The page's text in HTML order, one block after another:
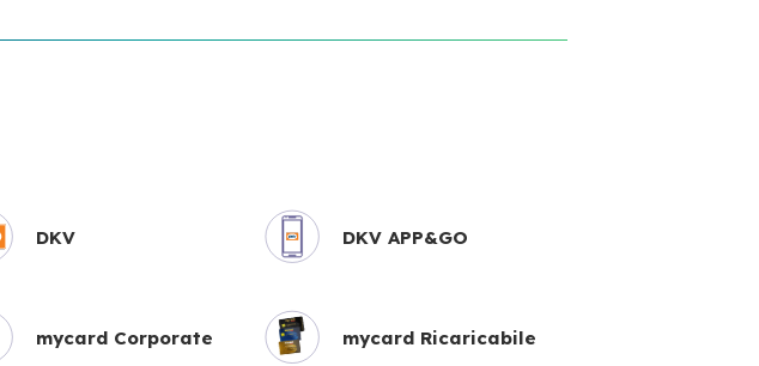
DKV DKV APP&GO
mycard Corporate mycard Ricaricabile